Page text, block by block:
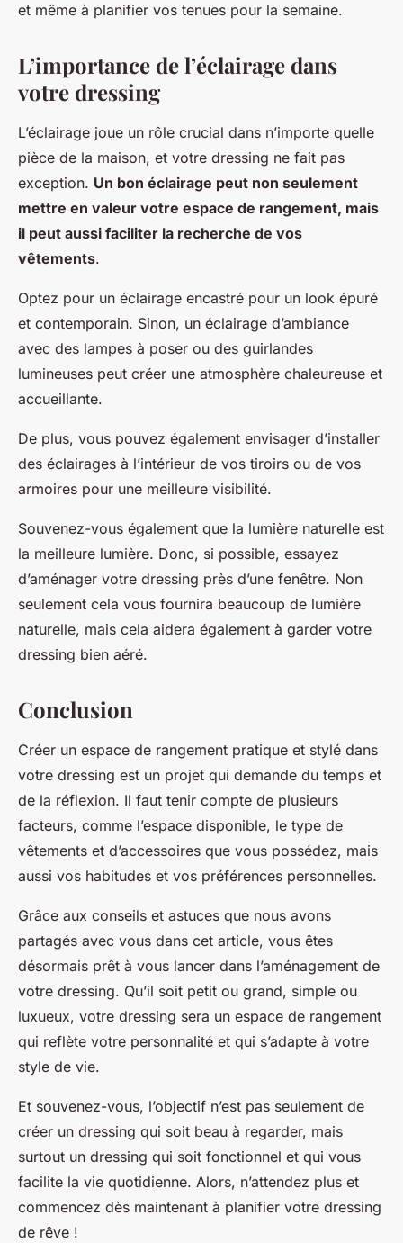
et même à planifier vos tenues pour la semaine.
L’importance de l’éclairage dans
votre dressing
L’éclairage joue un rôle crucial dans n’importe quelle
pièce de la maison, et votre dressing ne fait pas
exception. Un bon éclairage peut non seulement
mettre en valeur votre espace de rangement, mais
il peut aussi faciliter la recherche de vos
vêtements.
Optez pour un éclairage encastré pour un look épuré
et contemporain. Sinon, un éclairage d’ambiance
avec des lampes à poser ou des guirlandes
lumineuses peut créer une atmosphère chaleureuse et
accueillante.
De plus, vous pouvez également envisager d’installer
des éclairages à l’intérieur de vos tiroirs ou de vos
armoires pour une meilleure visibilité.
Souvenez-vous également que la lumière naturelle est
la meilleure lumière. Donc, si possible, essayez
d’aménager votre dressing près d’une fenêtre. Non
seulement cela vous fournira beaucoup de lumière
naturelle, mais cela aidera également à garder votre
dressing bien aéré.
Conclusion
Créer un espace de rangement pratique et stylé dans
votre dressing est un projet qui demande du temps et
de la réflexion. Il faut tenir compte de plusieurs
facteurs, comme l’espace disponible, le type de
vêtements et d’accessoires que vous possédez, mais
aussi vos habitudes et vos préférences personnelles.
Grâce aux conseils et astuces que nous avons
partagés avec vous dans cet article, vous êtes
désormais prêt à vous lancer dans l’aménagement de
votre dressing. Qu’il soit petit ou grand, simple ou
luxueux, votre dressing sera un espace de rangement
qui reflète votre personnalité et qui s’adapte à votre
style de vie.
Et souvenez-vous, l’objectif n’est pas seulement de
créer un dressing qui soit beau à regarder, mais
surtout un dressing qui soit fonctionnel et qui vous
facilite la vie quotidienne. Alors, n’attendez plus et
commencez dès maintenant à planifier votre dressing
de rêve !